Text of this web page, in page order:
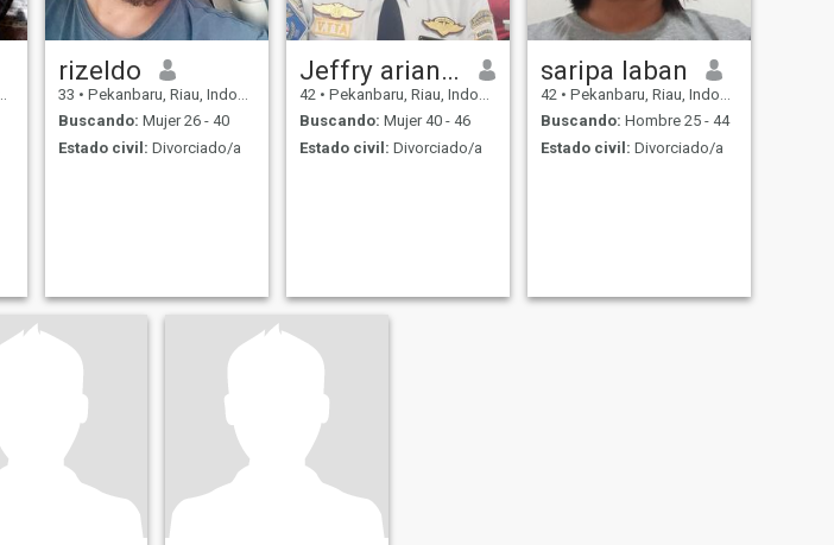
rizeldo
33 • Pekanbaru, Riau, Indonesia
Buscando: Mujer 26 - 40
Estado civil: Divorciado/a
Jeffry ariandisc
42 • Pekanbaru, Riau, Indonesia
Buscando: Mujer 40 - 46
Estado civil: Divorciado/a
saripa laban
42 • Pekanbaru, Riau, Indonesia
Buscando: Hombre 25 - 44
Estado civil: Divorciado/a